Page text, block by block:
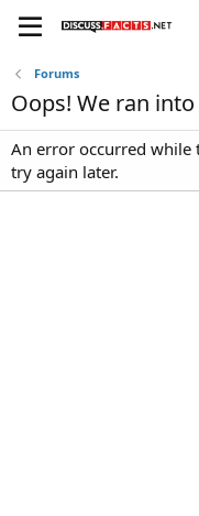
Forums
Oops! We ran
An error occurred while
try again later.